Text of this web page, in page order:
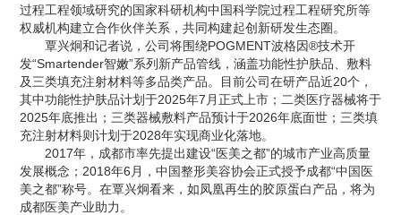
过程工程领域研究的国家科研机构中国科学院过程工程研究所等
权威机构建立合作伙伴关系，共同构建起创新研发生态圈。
覃兴炯和记者说，公司将围绕POGMENT波格因®技术开
发“Smartender智嫩”系列新产品管线，涵盖功能性护肤品、敷料
及三类填充注射材料等多品类产品。目前公司在研产品近20个，
其中功能性护肤品计划于2025年7月正式上市；二类医疗器械将于
2025年底推出；三类器械敷料产品预计于2026年底面世；三类填
充注射材料则计划于2028年实现商业化落地。
2017年，成都市率先提出建设“医美之都”的城市产业高质量
发展概念；2018年6月，中国整形美容协会正式授予成都“中国医
美之都”称号。在覃兴炯看来，如凤凰再生的胶原蛋白产品，将为
成都医美产业助力。